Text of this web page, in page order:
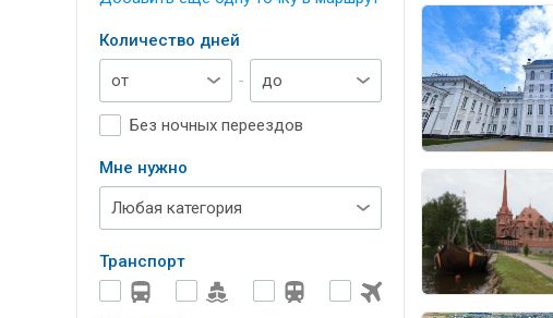
Количество дней
-
Без ночных переездов
Мне нужно
Транспорт